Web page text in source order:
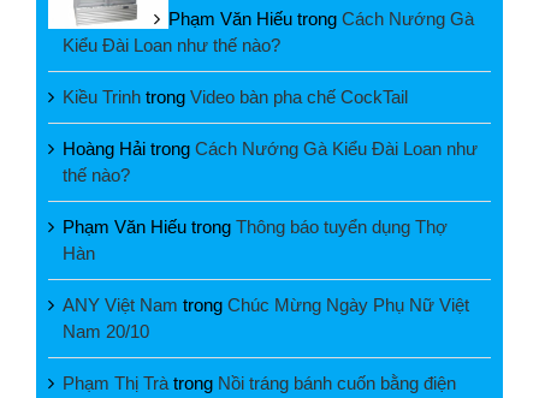
Phạm Văn Hiếu trong Cách Nướng Gà
Kiểu Đài Loan như thế nào?
Kiều Trinh trong Video bàn pha chế CockTail
Hoàng Hải trong Cách Nướng Gà Kiểu Đài Loan như
thế nào?
Phạm Văn Hiếu trong Thông báo tuyển dụng Thợ
Hàn
ANY Việt Nam trong Chúc Mừng Ngày Phụ Nữ Việt
Nam 20/10
Phạm Thị Trà trong Nồi tráng bánh cuốn bằng điện